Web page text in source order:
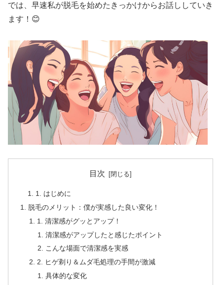
では、早速私が脱毛を始めたきっかけからお話ししていき
ます！😊
目次
1. はじめに
脱毛のメリット：僕が実感した良い変化！
1. 清潔感がグッとアップ！
清潔感がアップしたと感じたポイント
こんな場面で清潔感を実感
2. ヒゲ剃り＆ムダ毛処理の手間が激減
具体的な変化